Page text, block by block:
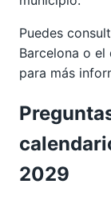
Puedes
Barcelona o el
para más
2029